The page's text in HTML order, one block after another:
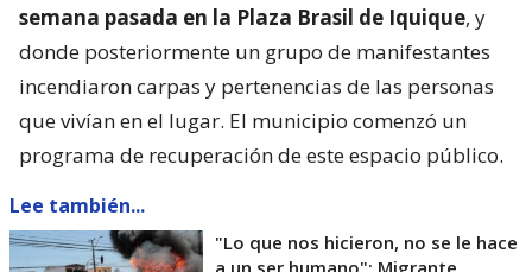
semana pasada en la Plaza Brasil de Iquique, y
donde posteriormente un grupo de manifestantes
incendiaron carpas y pertenencias de las personas
que vivían en el lugar. El municipio comenzó un
programa de recuperación de este espacio público.
Lee también...
"Lo que nos hicieron, no se le hace
a un ser humano": Migrante